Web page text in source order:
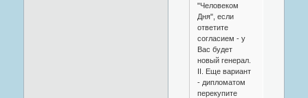
"Человеком
Дня", если
ответите
согласием - у
Вас будет
новый генерал.
II. Еще вариант
- дипломатом
перекупите